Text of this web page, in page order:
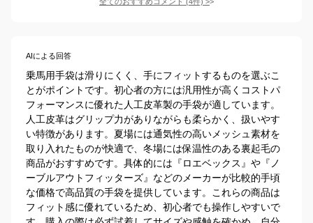
AIによる回答
乗馬用手袋は滑りにくく、手にフィットするものを選ぶこ
とがポイントです。初心者の方には汎用性が高くコストパ
フォーマンスに優れた人工皮革製の手袋が適しています。
人工皮革はグリップ力がありながらも柔らかく、扱いやす
い特徴があります。夏場には通気性の高いメッシュ素材を
取り入れたものが快適で、冬場には保温性のある裏起毛の
商品がおすすめです。具体的には『ロエベックス』や『ノ
ーブルアウトフィッターズ』などのメーカーが比較的手頃
な価格で高品質の手袋を提供しています。これらの商品は
フィット感に優れているため、初心者でも操作しやすいで